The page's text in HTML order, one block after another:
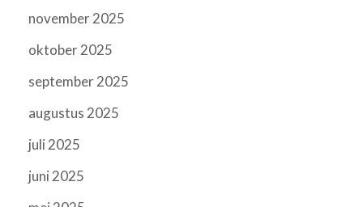
november 2025
oktober 2025
september 2025
augustus 2025
juli 2025
juni 2025